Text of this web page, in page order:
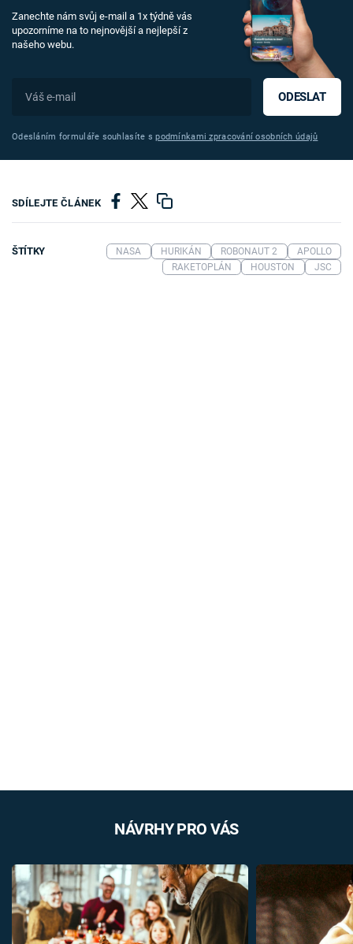
Zanechte nám svůj e-mail a 1x týdně vás
upozorníme na to nejnovější a nejlepší z
našeho webu.
ODESLAT
Odesláním formuláře souhlasíte spodmínkami zpracování osobních údajů
SDÍLEJTE ČLÁNEK
ŠTÍTKY NASA HURIKÁN ROBONAUT 2
APOLLO
RAKETOPLÁN
HOUSTON JSC
NÁVRHY PRO VÁS